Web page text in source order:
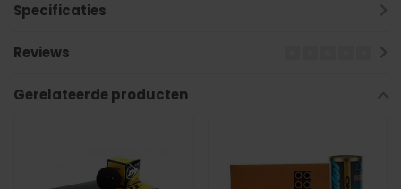
Specificaties
Reviews
Gerelateerde producten